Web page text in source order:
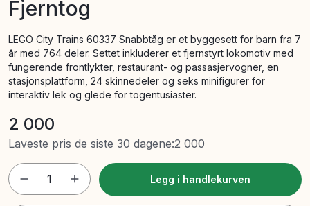
Fjerntog
LEGO City Trains 60337 Snabbtåg er et byggesett for barn fra 7
år med 764 deler. Settet inkluderer et fjernstyrt lokomotiv med
fungerende frontlykter, restaurant- og passasjervogner, en
stasjonsplattform, 24 skinnedeler og seks minifigurer for
interaktiv lek og glede for togentusiaster.
2 000
Laveste pris de siste 30 dagene:2 000
1 Legg i handlekurven